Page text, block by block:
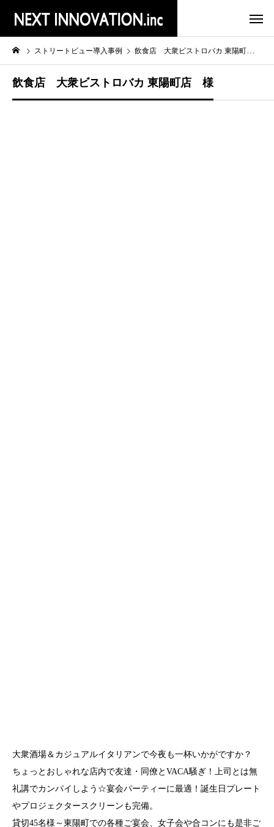
ストリートビュー導入事例 飲食店 大衆ビストロバカ 東陽町店 様
飲食店 大衆ビストロバカ 東陽町店 様
大衆酒場＆カジュアルイタリアンで今夜も一杯いかがですか？
ちょっとおしゃれな店内で友達・同僚とVACA騒ぎ！上司とは無
礼講でカンパイしよう☆宴会パーティーに最適！誕生日プレート
やプロジェクタースクリーンも完備。
貸切45名様～東陽町での各種ご宴会、女子会や合コンにも是非ご